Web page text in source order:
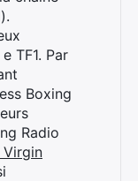
TF1. Par
Boxing
Radio
Virgin